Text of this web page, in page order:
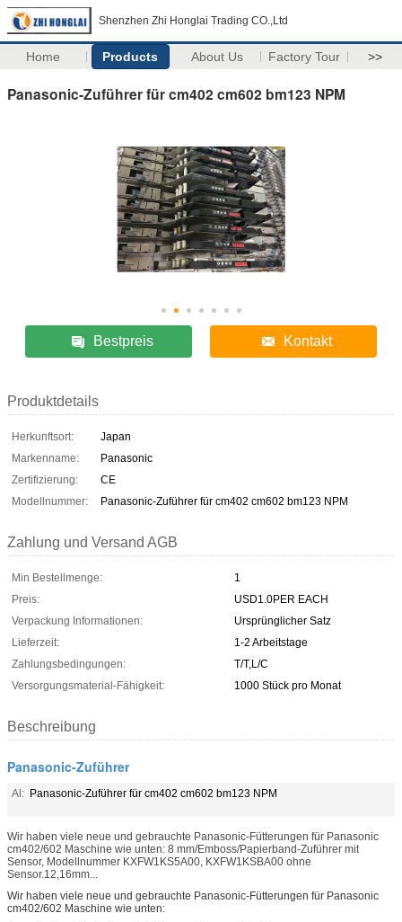
Shenzhen Zhi Honglai Trading CO.,Ltd
Home Products About Us Factory Tour >>
Panasonic-Zuführer für cm402 cm602 bm123 NPM
Bestpreis Kontakt
Produktdetails
Herkunftsort:
Japan
Markenname:
Panasonic
Zertifizierung:
CE
Modellnummer:
Panasonic-Zuführer für cm402 cm602 bm123 NPM
Zahlung und Versand AGB
Min Bestellmenge:
1
Preis:
USD1.0PER EACH
Verpackung Informationen:
Ursprünglicher Satz
Lieferzeit:
1-2 Arbeitstage
Zahlungsbedingungen:
T/T,L/C
Versorgungsmaterial-Fähigkeit:
1000 Stück pro Monat
Beschreibung
Panasonic-Zuführer
Al: Panasonic-Zuführer für cm402 cm602 bm123 NPM
Wir haben viele neue und gebrauchte Panasonic-Fütterungen für Panasonic
cm402/602 Maschine wie unten: 8 mm/Emboss/Papierband-Zuführer mit
Sensor, Modellnummer KXFW1KS5A00, KXFW1KSBA00 ohne
Sensor.12,16mm...
Wir haben viele neue und gebrauchte Panasonic-Fütterungen für Panasonic
cm402/602 Maschine wie unten: